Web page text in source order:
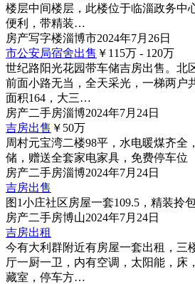
楼层中间楼层，此楼位于临淄政务中
便利，带精装…
房产写字楼淄博市2024年7月26日
市公安局宿舍出售 ￥115万 - 120万
世纪路阳光花园带车储吉房出售。北
前面小路无当，全天采光，一梯两户
面积164，大三…
房产二手房淄博2024年7月24日
吉房出售 ￥50万
周村元宝湾二楼98平，水电暖煤齐全
储，赠送全套家电家具，免费停车位
房产二手房淄博2024年7月24日
吉房出售
图1小庄社区房屋一套109.5，精装拎
房产二手房博山2024年7月24日
吉房出租
今有大利群附近有房屋一套出租，三
厅一厨一卫，内有空调，太阳能，床
藏室，停车方…